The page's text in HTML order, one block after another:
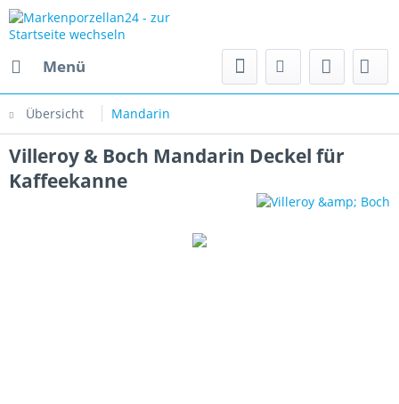
Menü
Übersicht Mandarin
Villeroy & Boch Mandarin Deckel für
Kaffeekanne